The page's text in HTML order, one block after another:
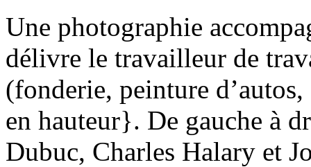
Une photographie
délivre le travailleur de
(fonderie, peinture
en hauteur}. De gauche à
Dubuc, Charles Halary et